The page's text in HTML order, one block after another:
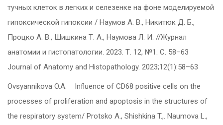
тучных клеток в легких и селезенке на фоне моделируемой
гипоксической гипоксии / Наумов А. В., Никитюк Д. Б.,
Процко А. В., Шишкина Т. А., Наумова Л. И. //Журнал
анатомии и гистопатологии. 2023. Т. 12, №1. С. 58–63
Journal of Anatomy and Histopathology. 2023;12(1):58–63
Ovsyannikova O.A. Influence of CD68 positive cells on the
processes of proliferation and apoptosis in the structures of
the respiratory system/ Protsko A., Shishkina T.,. Naumova L.,